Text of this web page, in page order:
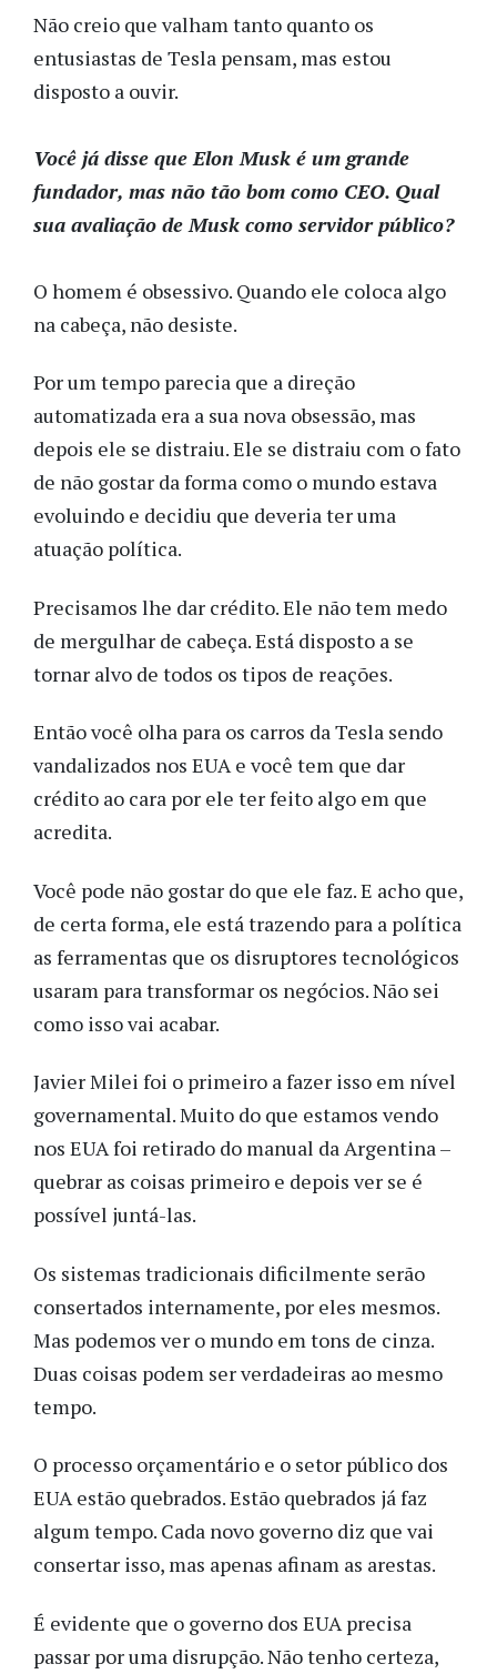
Não creio que valham tanto quanto os
entusiastas de Tesla pensam, mas estou
disposto a ouvir.
Você já disse que Elon Musk é um grande
fundador, mas não tão bom como CEO. Qual
sua avaliação de Musk como servidor público?
O homem é obsessivo. Quando ele coloca algo
na cabeça, não desiste.
Por um tempo parecia que a direção
automatizada era a sua nova obsessão, mas
depois ele se distraiu. Ele se distraiu com o fato
de não gostar da forma como o mundo estava
evoluindo e decidiu que deveria ter uma
atuação política.
Precisamos lhe dar crédito. Ele não tem medo
de mergulhar de cabeça. Está disposto a se
tornar alvo de todos os tipos de reações.
Então você olha para os carros da Tesla sendo
vandalizados nos EUA e você tem que dar
crédito ao cara por ele ter feito algo em que
acredita.
Você pode não gostar do que ele faz. E acho que,
de certa forma, ele está trazendo para a política
as ferramentas que os disruptores tecnológicos
usaram para transformar os negócios. Não sei
como isso vai acabar.
Javier Milei foi o primeiro a fazer isso em nível
governamental. Muito do que estamos vendo
nos EUA foi retirado do manual da Argentina –
quebrar as coisas primeiro e depois ver se é
possível juntá-las.
Os sistemas tradicionais dificilmente serão
consertados internamente, por eles mesmos.
Mas podemos ver o mundo em tons de cinza.
Duas coisas podem ser verdadeiras ao mesmo
tempo.
O processo orçamentário e o setor público dos
EUA estão quebrados. Estão quebrados já faz
algum tempo. Cada novo governo diz que vai
consertar isso, mas apenas afinam as arestas.
É evidente que o governo dos EUA precisa
passar por uma disrupção. Não tenho certeza,